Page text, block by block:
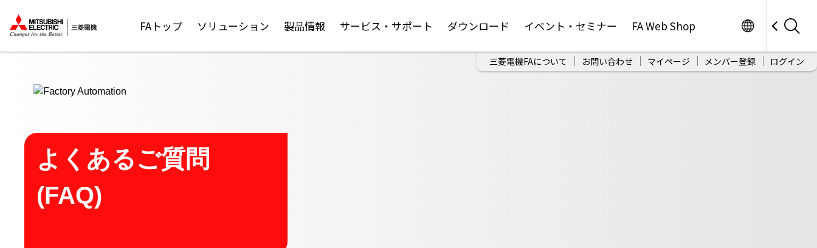
FAトップ ソリューション 製品情報 サービス・サポート ダウンロード イベント・セミナー FA Web Shop
三菱電機FAについて お問い合わせ マイページ メンバー登録 ログイン
よくあるご質問
(FAQ)